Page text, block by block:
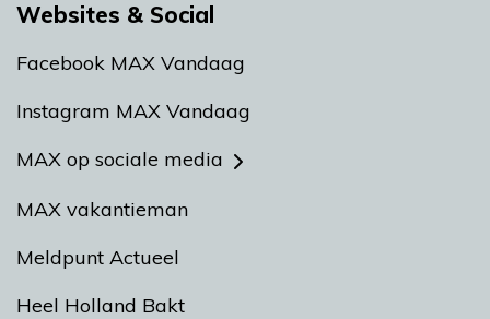
Websites & Social
Facebook MAX Vandaag
Instagram MAX Vandaag
MAX op sociale media
MAX vakantieman
Meldpunt Actueel
Heel Holland Bakt